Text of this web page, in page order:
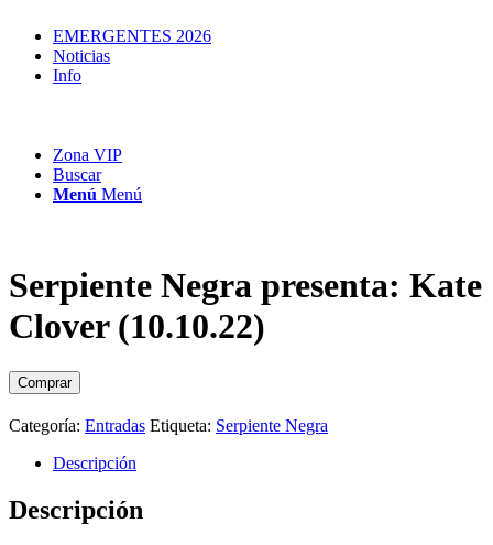
EMERGENTES 2026
Noticias
Info
Zona VIP
Buscar
Menú Menú
Serpiente Negra presenta: Kate
Clover (10.10.22)
Comprar
Categoría: Entradas Etiqueta: Serpiente Negra
Descripción
Descripción